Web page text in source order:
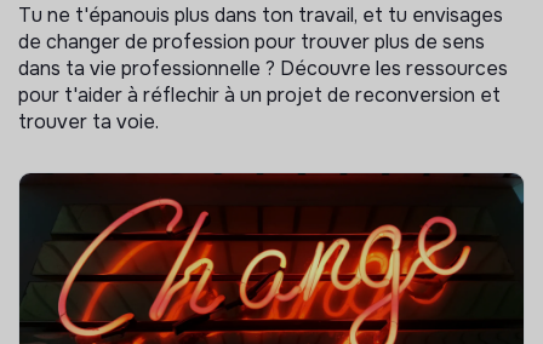
Tu ne t'épanouis plus dans ton travail, et tu envisages
de changer de profession pour trouver plus de sens
dans ta vie professionnelle ? Découvre les ressources
pour t'aider à réflechir à un projet de reconversion et
trouver ta voie.